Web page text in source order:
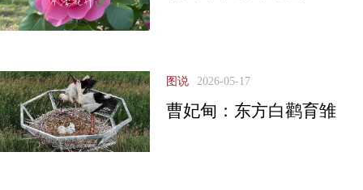
图说 2026-05-17
曹妃甸：东方白鹳育雏